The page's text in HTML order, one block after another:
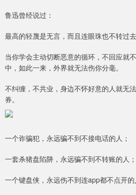
鲁迅曾经说过：
最高的轻蔑是无言，而且连眼珠也不转过去
当你学会主动切断恶意的循环，不回应就
中，如此一来，外界就无法伤你分毫。
不纠缠，不共业，身边不怀好意的人就无
券。
一个诈骗犯，永远骗不到不接电话的人；
一套杀猪盘陷阱，永远骗不到不转账的人；
一个键盘侠，永远伤不到连app都不点开的